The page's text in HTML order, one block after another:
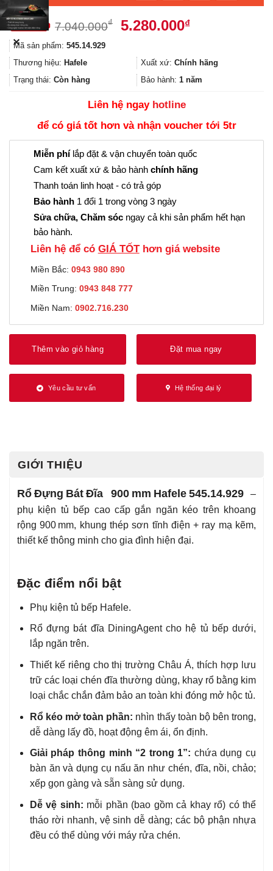
7.040.000₫
Giá
7.040.000₫.
5.280.000₫Giá
là:
5.280.000₫.
Mã sản phẩm: 545.14.929
Thương hiệu: Hafele Xuất xứ: Chính hãng
Trạng thái: Còn hàng Bảo hành: 1 năm
Liên hệ ngay hotline
để có giá tốt hơn và nhận voucher tới 5tr
Miễn phílắp đặt & vận chuyển toàn quốc
Cam kết xuất xứ & bảo hành chính hãng
Thanh toán linh hoạt - có trả góp
Bảo hành 1 đổi 1 trong vòng 3 ngày
Sửa chữa, Chăm sóc ngay cả khi sản phẩm hết hạn
bảo hành.
Liên hệ để có GIÁ TỐThơn giá website
Miền Bắc: 0943 980 890
Miền Trung: 0943 848 777
Miền Nam: 0902.716.230
Thêm vào giỏ hàng Đặt mua ngay
Yêu cầu tư vấn Hệ thống đại lý
GIỚI THIỆU
Rổ Đựng Bát Đĩa 900 mm Hafele 545.14.929–
phụ kiện tủ bếp cao cấp gắn ngăn kéo trên khoang
rộng 900 mm, khung thép sơn tĩnh điện + ray mạ kẽm,
thiết kế thông minh cho gia đình hiện đại.
Đặc điểm nổi bật
Phụ kiện tủ bếp Hafele.
Rổ đựng bát đĩa DiningAgent cho hệ tủ bếp dưới,
lắp ngăn trên.
Thiết kế riêng cho thị trường Châu Á, thích hợp lưu
trữ các loại chén đĩa thường dùng, khay rổ bằng kim
loại chắc chắn đảm bảo an toàn khi đóng mở hộc tủ.
Rổ kéo mở toàn phần: nhìn thấy toàn bộ bên trong,
dễ dàng lấy đồ, hoạt động êm ái, ổn định.
Giải pháp thông minh “2 trong 1”: chứa dụng cụ
bàn ăn và dụng cụ nấu ăn như chén, đĩa, nồi, chảo;
xếp gọn gàng và sẵn sàng sử dụng.
Dễ vệ sinh: mỗi phần (bao gồm cả khay rổ) có thể
tháo rời nhanh, vệ sinh dễ dàng; các bộ phận nhựa
đều có thể dùng với máy rửa chén.
✕